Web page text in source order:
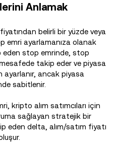
Anlamak
belirli bir yüzde veya
emri ayarlamanıza olanak
eden stop emrinde, stop
takip eder ve piyasa
ancak piyasa
sabitlenir.
kripto alım satımcıları için
sağlayan stratejik bir
eden delta, alım/satım fiyatı